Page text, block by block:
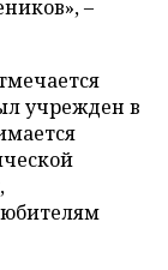
–
учрежден в